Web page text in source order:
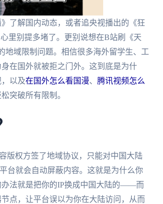
了解国内动态，或者追央视播出的《狂
里别提多堵了。更别说想在B站刷《天
地域限制问题。相信很多海外留学生、工
在国外就被拒之门外。这到底是为什
以及在国外怎么看国漫、 腾讯视频怎么
突破所有限制。
版权方签了地域协议，只能对中国大陆
台就会自动屏蔽内容。这就是为什么你
办法就是把你的IP换成中国大陆的——而
点，让平台误以为你在大陆访问，从而